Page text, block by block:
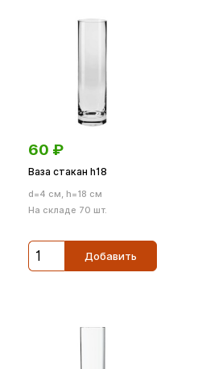
60 ₽
Ваза стакан h18
d=4 см, h=18 см
На складе 70 шт.
Добавить